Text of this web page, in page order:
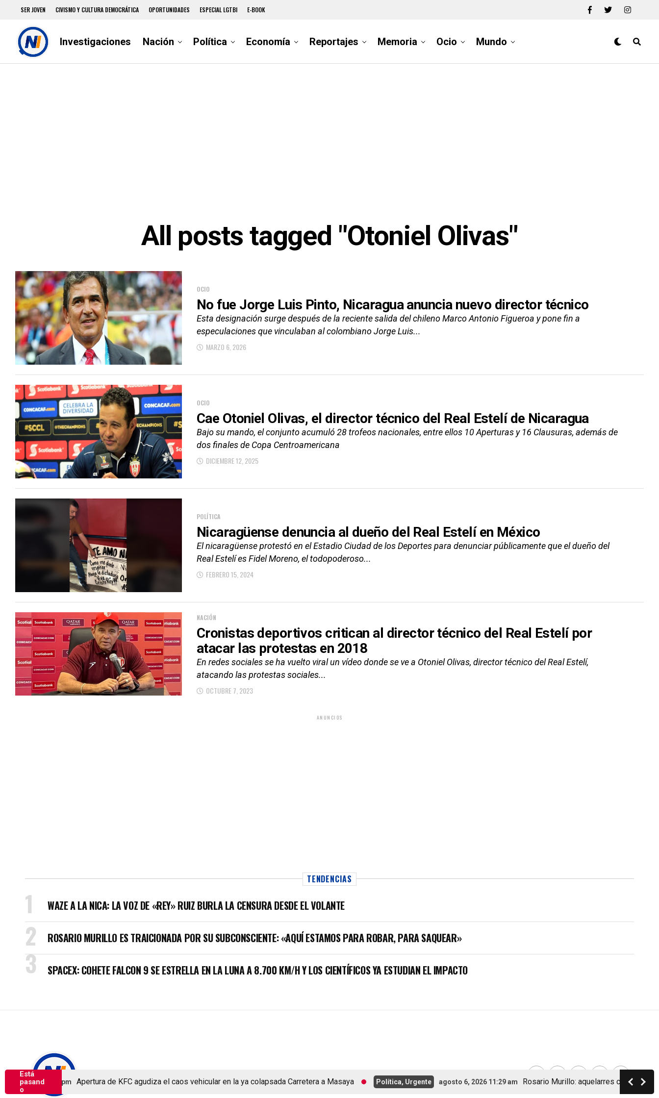
SER JOVEN CIVISMO Y CULTURA DEMOCRÁTICA OPORTUNIDADES ESPECIAL LGTBI E-BOOK
Investigaciones Nación Política Economía Reportajes Memoria Ocio Mundo
Está
pasand
o
6, 2026 1:25 pm Apertura de KFC agudiza el caos vehicular en la ya colapsada Carretera a Masaya Política, Urgente agosto 6, 2026 11:29 am Rosario Murillo: aquelarres con ministros,
All posts tagged "Otoniel Olivas"
OCIO
No fue Jorge Luis Pinto, Nicaragua anuncia nuevo director técnico
Esta designación surge después de la reciente salida del chileno Marco Antonio Figueroa y pone fin a
especulaciones que vinculaban al colombiano Jorge Luis...
MARZO 6, 2026
OCIO
Cae Otoniel Olivas, el director técnico del Real Estelí de Nicaragua
Bajo su mando, el conjunto acumuló 28 trofeos nacionales, entre ellos 10 Aperturas y 16 Clausuras, además de
dos finales de Copa Centroamericana
DICIEMBRE 12, 2025
POLÍTICA
Nicaragüense denuncia al dueño del Real Estelí en México
El nicaragüense protestó en el Estadio Ciudad de los Deportes para denunciar públicamente que el dueño del
Real Estelí es Fidel Moreno, el todopoderoso...
FEBRERO 15, 2024
NACIÓN
Cronistas deportivos critican al director técnico del Real Estelí por
atacar las protestas en 2018
En redes sociales se ha vuelto viral un vídeo donde se ve a Otoniel Olivas, director técnico del Real Estelí,
atacando las protestas sociales...
OCTUBRE 7, 2023
ANUNCIOS
TENDENCIAS
WAZE A LA NICA: LA VOZ DE «REY» RUIZ BURLA LA CENSURA DESDE EL VOLANTE
ROSARIO MURILLO ES TRAICIONADA POR SU SUBCONSCIENTE: «AQUÍ ESTAMOS PARA ROBAR, PARA SAQUEAR»
SPACEX: COHETE FALCON 9 SE ESTRELLA EN LA LUNA A 8.700 KM/H Y LOS CIENTÍFICOS YA ESTUDIAN EL IMPACTO